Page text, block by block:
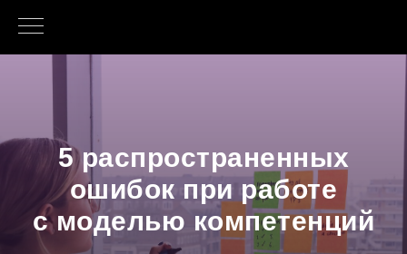
5 распространенных
ошибок при работе
с моделью компетенций